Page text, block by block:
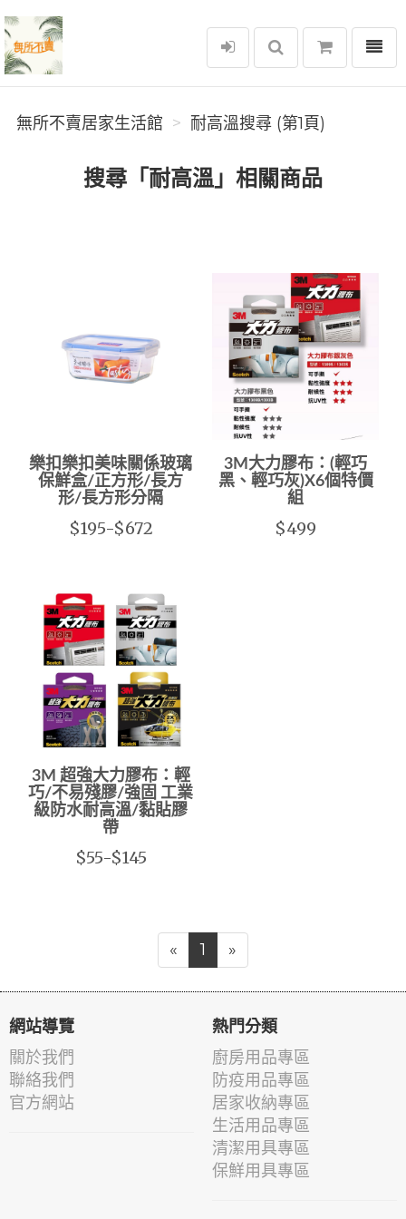
無所不賣居家生活館
選單
無所不賣居家生活館 耐高溫搜尋 (第1頁)
搜尋「耐高溫」相關商品
樂扣樂扣美味關係玻璃
保鮮盒/正方形/長方
形/長方形分隔
$195-$672
3M大力膠布：(輕巧
黑、輕巧灰)X6個特價
組
$499
3M 超強大力膠布：輕
巧/不易殘膠/強固 工業
級防水耐高溫/黏貼膠
帶
$55-$145
« 1 »
網站導覽
關於我們
聯絡我們
官方網站
熱門分類
廚房用品專區
防疫用品專區
居家收納專區
生活用品專區
清潔用具專區
保鮮用具專區